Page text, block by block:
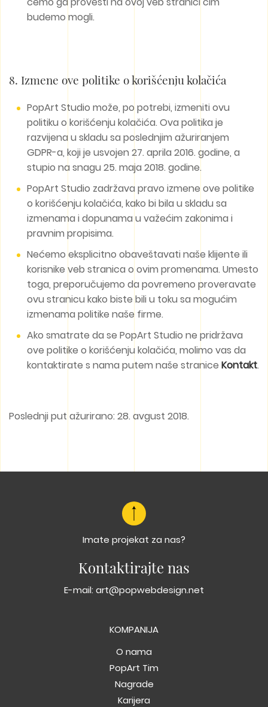
budemo mogli.
8. Izmene ove politike o korišćenju kolačića
PopArt Studio može, po potrebi, izmeniti ovu
politiku o korišćenju kolačića. Ova politika je
razvijena u skladu sa poslednjim ažuriranjem
GDPR-a, koji je usvojen 27. aprila 2016. godine, a
stupio na snagu 25. maja 2018. godine.
PopArt Studio zadržava pravo izmene ove politike
o korišćenju kolačića, kako bi bila u skladu sa
izmenama i dopunama u važećim zakonima i
pravnim propisima.
Nećemo eksplicitno obaveštavati naše klijente ili
korisnike veb stranica o ovim promenama. Umesto
toga, preporučujemo da povremeno proveravate
ovu stranicu kako biste bili u toku sa mogućim
izmenama politike naše firme.
Ako smatrate da se PopArt Studio ne pridržava
ove politike o korišćenju kolačića, molimo vas da
kontaktirate s nama putem naše stranice Kontakt.
Poslednji put ažurirano: 28. avgust 2018.
Imate projekat za nas?
Kontaktirajte nas
E-mail: art@popwebdesign.net
KOMPANIJA
O nama
PopArt Tim
Nagrade
Karijera